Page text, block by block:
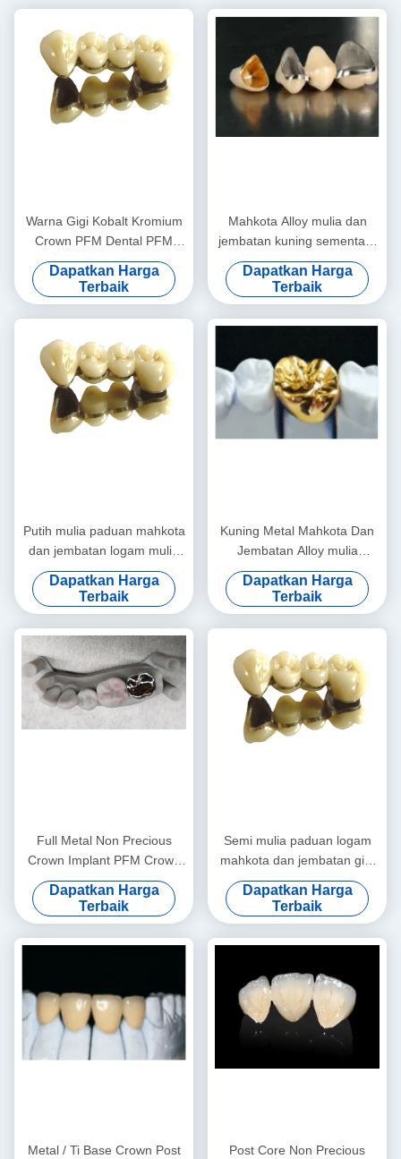
Warna Gigi Kobalt Kromium
Crown PFM Dental PFM
Tinggi
Dapatkan Harga
Terbaik
Mahkota Alloy mulia dan
jembatan kuning sementara
mahkota
Dapatkan Harga
Terbaik
Putih mulia paduan mahkota
dan jembatan logam mulia
mahkota dan jembatan
Dapatkan Harga
Terbaik
Kuning Metal Mahkota Dan
Jembatan Alloy mulia
Mahkota Jembatan
Disesuaikan
Dapatkan Harga
Terbaik
Full Metal Non Precious
Crown Implant PFM Crown
And Bridge Profesional
Dapatkan Harga
Terbaik
Semi mulia paduan logam
mahkota dan jembatan gigi
sementara mahkota
Dapatkan Harga
Terbaik
Metal / Ti Base Crown Post
Post Core Non Precious